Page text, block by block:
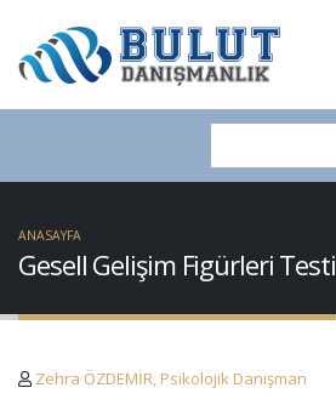
Gesell Gelişim Figürleri Testi
ANASAYFA
Zehra ÖZDEMİR, Psikolojik Danışman